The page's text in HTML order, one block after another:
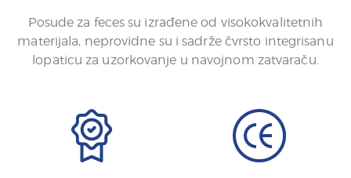
Posude za feces su izrađene od visokokvalitetnih
materijala, neprovidne su i sadrže čvrsto integrisanu
lopaticu za uzorkovanje u navojnom zatvaraču.